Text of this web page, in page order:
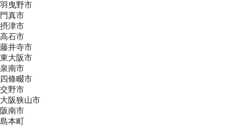
羽曳野市
門真市
摂津市
高石市
藤井寺市
東大阪市
泉南市
四條畷市
交野市
大阪狭山市
阪南市
島本町